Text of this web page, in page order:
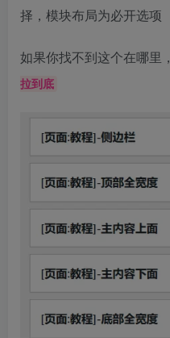
择，模块布局为必开选项
如果你找不到这个在哪里，
拉到底